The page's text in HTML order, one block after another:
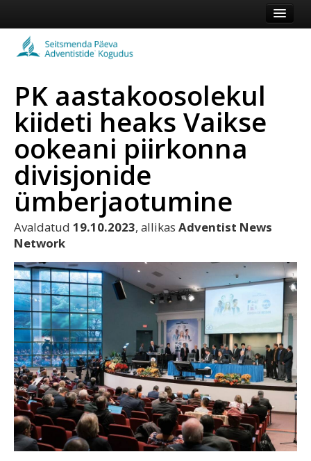
Koduleht
Vaata veel
Logi sisse või registreeru
PK aastakoosolekul
kiideti heaks Vaikse
ookeani piirkonna
divisjonide
ümberjaotumine
Avaldatud 19.10.2023, allikas Adventist News
Network